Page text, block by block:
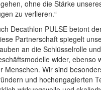
ohne die Stärke
zu verlieren.“
Decathlon PULSE betont
Partnerschaft spiegelt
an die Schlüsselrolle
wider, ebenso
Menschen. Wir sind
und hochengagierten